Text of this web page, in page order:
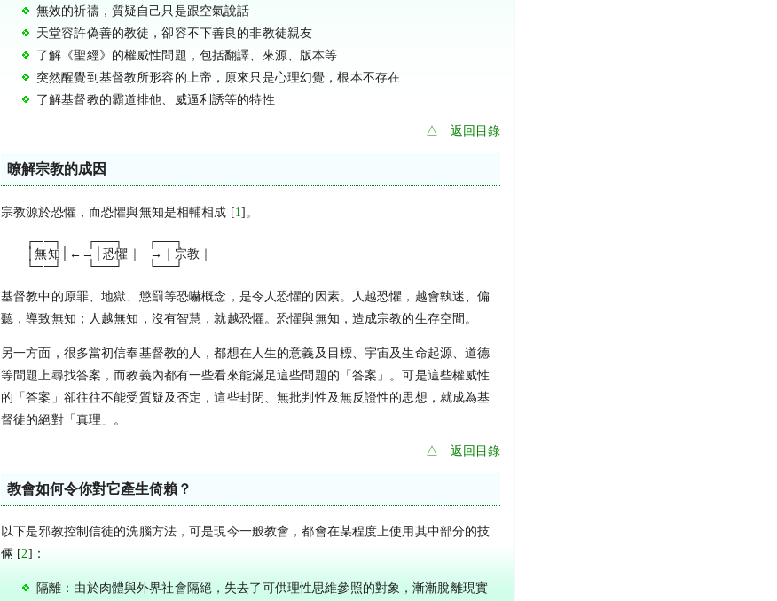
無效的祈禱，質疑自己只是跟空氣說話
天堂容許偽善的教徒，卻容不下善良的非教徒親友
了解《聖經》的權威性問題，包括翻譯、來源、版本等
突然醒覺到基督教所形容的上帝，原來只是心理幻覺，根本不存在
了解基督教的霸道排他、威逼利誘等的特性
△ 返回目錄
暸解宗教的成因
宗教源於恐懼，而恐懼與無知是相輔相成 [1]。
┌──┐ ┌──┐ ┌──┐
│無知│←→│恐懼｜─→｜宗教｜
└──┘ └──┘ └──┘
基督教中的原罪、地獄、懲罰等恐嚇概念，是令人恐懼的因素。人越恐懼，越會執迷、偏
聽，導致無知；人越無知，沒有智慧，就越恐懼。恐懼與無知，造成宗教的生存空間。
另一方面，很多當初信奉基督教的人，都想在人生的意義及目標、宇宙及生命起源、道德
等問題上尋找答案，而教義內都有一些看來能滿足這些問題的「答案」。可是這些權威性
的「答案」卻往往不能受質疑及否定，這些封閉、無批判性及無反證性的思想，就成為基
督徒的絕對「真理」。
△ 返回目錄
教會如何令你對它產生倚賴？
以下是邪教控制信徒的洗腦方法，可是現今一般教會，都會在某程度上使用其中部分的技
倆 [2]：
隔離：由於肉體與外界社會隔絕，失去了可供理性思維參照的對象，漸漸脫離現實